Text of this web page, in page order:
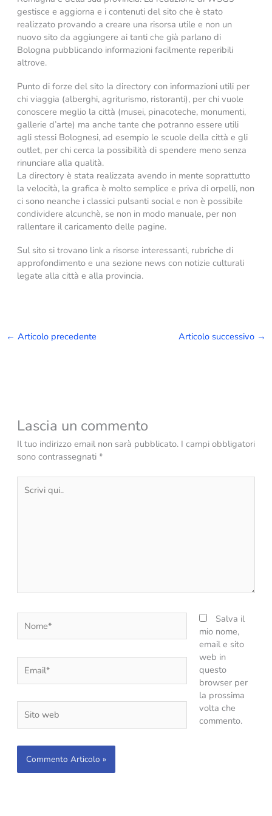
gestisce e aggiorna e i contenuti del sito che è stato
realizzato provando a creare una risorsa utile e non un
nuovo sito da aggiungere ai tanti che già parlano di
Bologna pubblicando informazioni facilmente reperibili
altrove.
Punto di forze del sito la directory con informazioni utili per
chi viaggia (alberghi, agriturismo, ristoranti), per chi vuole
conoscere meglio la città (musei, pinacoteche, monumenti,
gallerie d’arte) ma anche tante che potranno essere utili
agli stessi Bolognesi, ad esempio le scuole della città e gli
outlet, per chi cerca la possibilità di spendere meno senza
rinunciare alla qualità.
La directory è stata realizzata avendo in mente soprattutto
la velocità, la grafica è molto semplice e priva di orpelli, non
ci sono neanche i classici pulsanti social e non è possibile
condividere alcunchè, se non in modo manuale, per non
rallentare il caricamento delle pagine.
Sul sito si trovano link a risorse interessanti, rubriche di
approfondimento e una sezione news con notizie culturali
legate alla città e alla provincia.
← Articolo precedente Articolo successivo →
Lascia un commento
Il tuo indirizzo email non sarà pubblicato. I campi obbligatori
sono contrassegnati *
qui..
web
Salva il
mio nome,
email e sito
web in
questo
browser per
la prossima
volta che
commento.